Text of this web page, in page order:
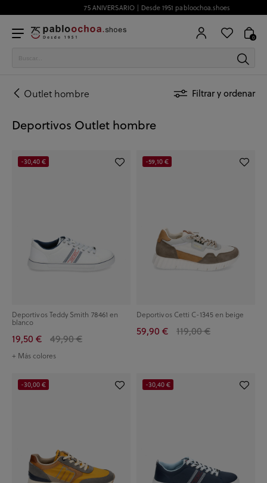
75 ANIVERSARIO | Desde 1951 pabloochoa.shoes
0
Outlet hombre Filtrar y ordenar
Deportivos Outlet hombre
Deportivos Teddy Smith 78461 en
blanco
19,50 € 49,90 €
+ Más colores
-30,40 €
Deportivos Cetti C-1345 en beige
59,90 € 119,00 €
-59,10 €
-30,00 € -30,40 €